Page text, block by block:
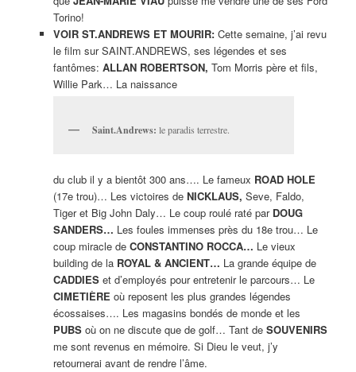
Torino!
VOIR ST.ANDREWS ET MOURIR: Cette semaine, j’ai revu
le film sur SAINT.ANDREWS, ses légendes et ses
fantômes: ALLAN ROBERTSON, Tom Morris père et fils,
Willie Park… La naissance
Saint.Andrews: le paradis terrestre.
du club il y a bientôt 300 ans…. Le fameux ROAD HOLE
(17e trou)… Les victoires de NICKLAUS, Seve, Faldo,
Tiger et Big John Daly… Le coup roulé raté par DOUG
SANDERS… Les foules immenses près du 18e trou… Le
coup miracle de CONSTANTINO ROCCA… Le vieux
building de la ROYAL & ANCIENT… La grande équipe de
CADDIESet d’employés pour entretenir le parcours… Le
CIMETIÈRE où reposent les plus grandes légendes
écossaises…. Les magasins bondés de monde et les
PUBSoù on ne discute que de golf… Tant de SOUVENIRS
me sont revenus en mémoire. Si Dieu le veut, j’y
retournerai avant de rendre l’âme.